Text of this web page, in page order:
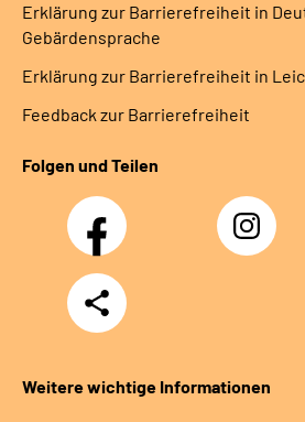
Erklärung zur Barrierefreiheit in
Gebärdensprache
Erklärung zur Barrierefreiheit in
Feedback zur Barrierefreiheit
Folgen und Teilen
Facebook Instagram
Teilen
Weitere wichtige Informationen